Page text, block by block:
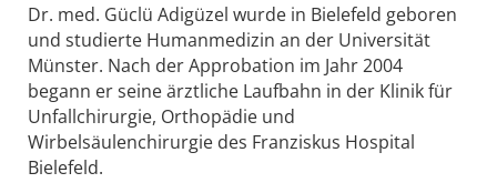
Dr. med. Güclü Adigüzel wurde in Bielefeld geboren
und studierte Humanmedizin an der Universität
Münster. Nach der Approbation im Jahr 2004
begann er seine ärztliche Laufbahn in der Klinik für
Unfallchirurgie, Orthopädie und
Wirbelsäulenchirurgie des Franziskus Hospital
Bielefeld.